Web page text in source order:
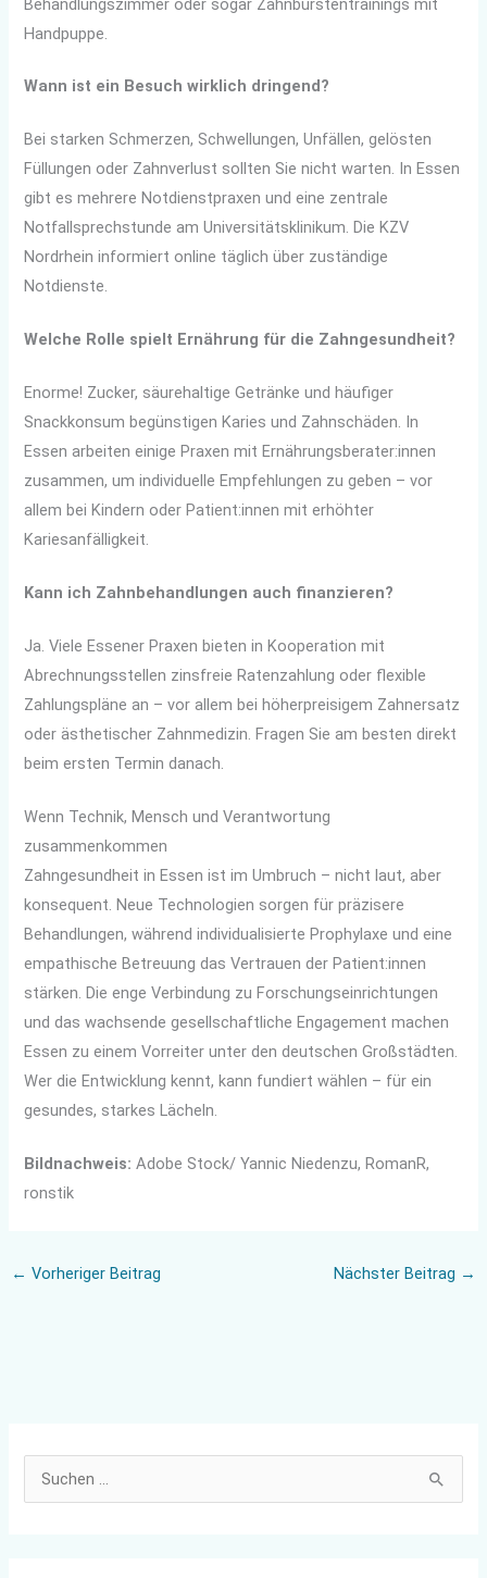
Handpuppe.
Wann ist ein Besuch wirklich dringend?
Bei starken Schmerzen, Schwellungen, Unfällen, gelösten
Füllungen oder Zahnverlust sollten Sie nicht warten. In Essen
gibt es mehrere Notdienstpraxen und eine zentrale
Notfallsprechstunde am Universitätsklinikum. Die KZV
Nordrhein informiert online täglich über zuständige
Notdienste.
Welche Rolle spielt Ernährung für die Zahngesundheit?
Enorme! Zucker, säurehaltige Getränke und häufiger
Snackkonsum begünstigen Karies und Zahnschäden. In
Essen arbeiten einige Praxen mit Ernährungsberater:innen
zusammen, um individuelle Empfehlungen zu geben – vor
allem bei Kindern oder Patient:innen mit erhöhter
Kariesanfälligkeit.
Kann ich Zahnbehandlungen auch finanzieren?
Ja. Viele Essener Praxen bieten in Kooperation mit
Abrechnungsstellen zinsfreie Ratenzahlung oder flexible
Zahlungspläne an – vor allem bei höherpreisigem Zahnersatz
oder ästhetischer Zahnmedizin. Fragen Sie am besten direkt
beim ersten Termin danach.
Wenn Technik, Mensch und Verantwortung
zusammenkommen
Zahngesundheit in Essen ist im Umbruch – nicht laut, aber
konsequent. Neue Technologien sorgen für präzisere
Behandlungen, während individualisierte Prophylaxe und eine
empathische Betreuung das Vertrauen der Patient:innen
stärken. Die enge Verbindung zu Forschungseinrichtungen
und das wachsende gesellschaftliche Engagement machen
Essen zu einem Vorreiter unter den deutschen Großstädten.
Wer die Entwicklung kennt, kann fundiert wählen – für ein
gesundes, starkes Lächeln.
Bildnachweis: Adobe Stock/ Yannic Niedenzu, RomanR,
ronstik
← Vorheriger Beitrag Nächster Beitrag →